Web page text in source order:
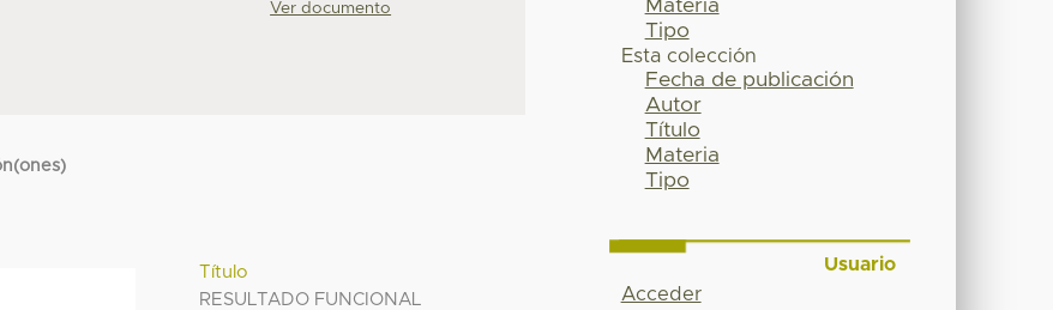
Ver documento
Título
RESULTADO FUNCIONAL
Materia
Tipo
Esta colección
Fecha de publicación
Autor
Título
Materia
Tipo
Usuario
Acceder